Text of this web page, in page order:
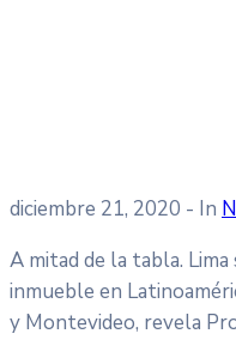
diciembre 21, 2020 - In
A mitad de la tabla.
inmueble en
y Montevideo, revela